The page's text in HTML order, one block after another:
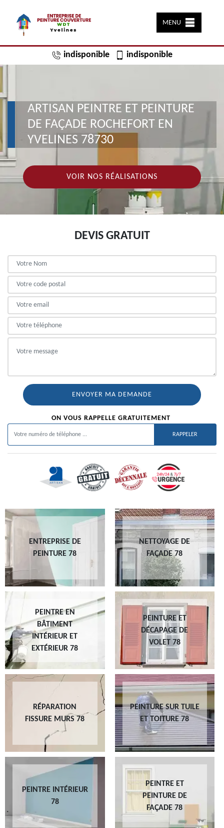
MENU
indisponible indisponible
ARTISAN PEINTRE ET PEINTURE
DE FAÇADE ROCHEFORT EN
YVELINES 78730
VOIR NOS RÉALISATIONS
DEVIS GRATUIT
ON VOUS RAPPELLE GRATUITEMENT
ENTREPRISE DE
PEINTURE 78
NETTOYAGE DE
FAÇADE 78
PEINTRE EN
BÂTIMENT
INTÉRIEUR ET
EXTÉRIEUR 78
PEINTURE ET
DÉCAPAGE DE
VOLET 78
RÉPARATION
FISSURE MURS 78
PEINTURE SUR TUILE
ET TOITURE 78
PEINTRE INTÉRIEUR
78
PEINTRE ET
PEINTURE DE
FAÇADE 78